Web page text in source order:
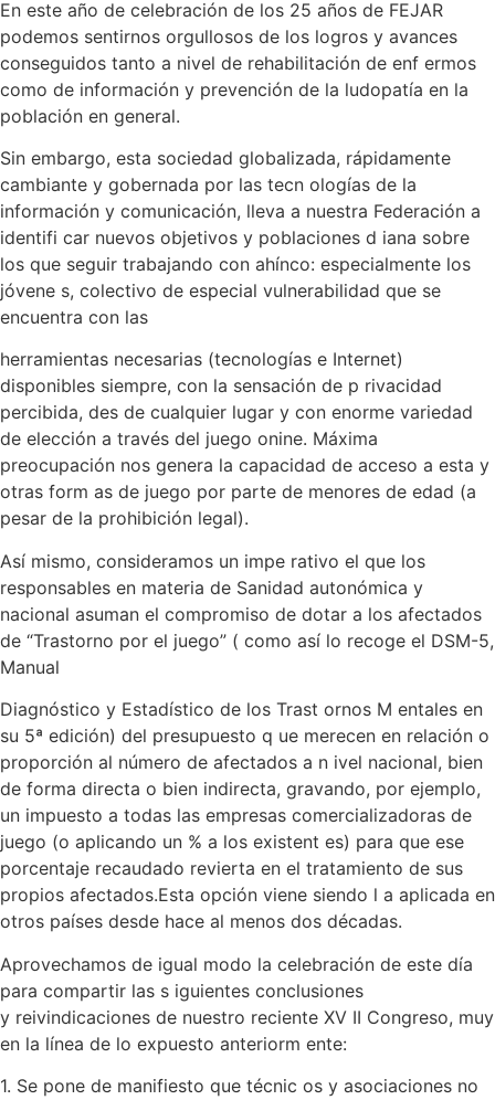
En este año de celebración de los 25 años de FEJAR
podemos sentirnos orgullosos de los logros y avances
conseguidos tanto a nivel de rehabilitación de enf ermos
como de información y prevención de la ludopatía en la
población en general.
Sin embargo, esta sociedad globalizada, rápidamente
cambiante y gobernada por las tecn ologías de la
información y comunicación, lleva a nuestra Federación a
identifi car nuevos objetivos y poblaciones d iana sobre
los que seguir trabajando con ahínco: especialmente los
jóvene s, colectivo de especial vulnerabilidad que se
encuentra con las
herramientas necesarias (tecnologías e Internet)
disponibles siempre, con la sensación de p rivacidad
percibida, des de cualquier lugar y con enorme variedad
de elección a través del juego onine. Máxima
preocupación nos genera la capacidad de acceso a esta y
otras form as de juego por parte de menores de edad (a
pesar de la prohibición legal).
Así mismo, consideramos un impe rativo el que los
responsables en materia de Sanidad autonómica y
nacional asuman el compromiso de dotar a los afectados
de “Trastorno por el juego” ( como así lo recoge el DSM-5,
Manual
Diagnóstico y Estadístico de los Trast ornos M entales en
su 5ª edición) del presupuesto q ue merecen en relación o
proporción al número de afectados a n ivel nacional, bien
de forma directa o bien indirecta, gravando, por ejemplo,
un impuesto a todas las empresas comercializadoras de
juego (o aplicando un % a los existent es) para que ese
porcentaje recaudado revierta en el tratamiento de sus
propios afectados.Esta opción viene siendo l a aplicada en
otros países desde hace al menos dos décadas.
Aprovechamos de igual modo la celebración de este día
para compartir las s iguientes conclusiones
y reivindicaciones de nuestro reciente XV II Congreso, muy
en la línea de lo expuesto anteriorm ente:
1. Se pone de manifiesto que técnic os y asociaciones no